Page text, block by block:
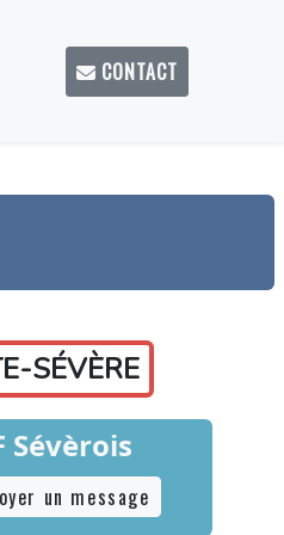
CONTACT
SÉVÈRE
Sévèrois
un message